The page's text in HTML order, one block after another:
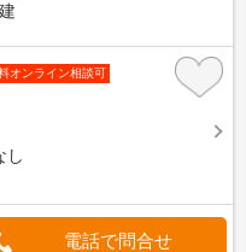
オンライン相談可
し
電話で問合せ